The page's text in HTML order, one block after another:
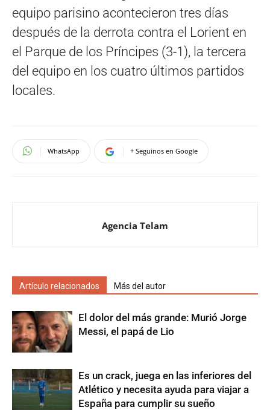
equipo parisino acontecieron tres días
después de la derrota contra el Lorient en
el Parque de los Príncipes (3-1), la tercera
del equipo en los cuatro últimos partidos
locales.
WhatsApp + Seguinos en Google
Agencia Telam
Artículo relacionados Más del autor
El dolor del más grande: Murió Jorge
Messi, el papá de Lio
Es un crack, juega en las inferiores del
Atlético y necesita ayuda para viajar a
España para cumplir su sueño